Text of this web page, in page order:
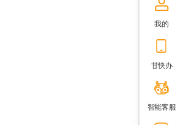
我的
甘快办
智能客服